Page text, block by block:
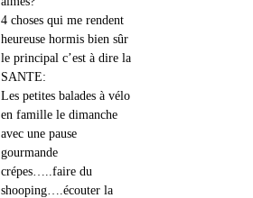
4 choses qui me rendent
heureuse hormis bien sûr
le principal c’est à dire la
SANTE:
Les petites balades à vélo
en famille le dimanche
avec une pause
gourmande
crépes…..faire du
shooping….écouter la